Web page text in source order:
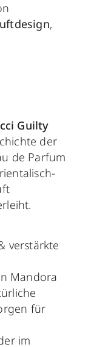
,
Guilty
der
de Parfum
verstärkte
Mandora
für
im